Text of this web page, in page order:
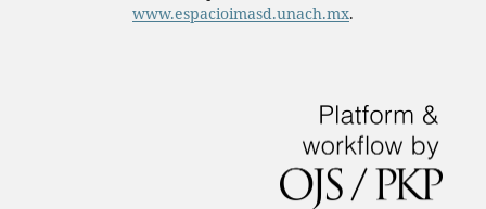
www.espacioimasd.unach.mx.